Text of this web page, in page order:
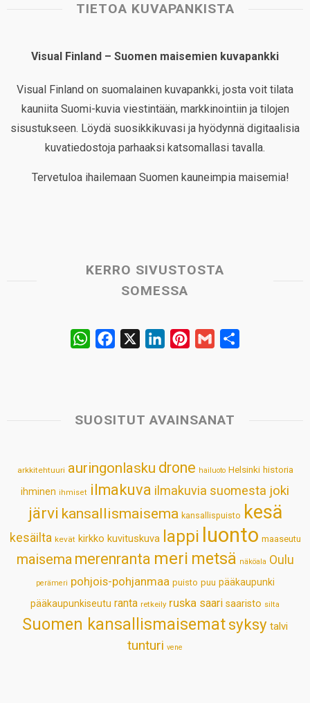
TIETOA KUVAPANKISTA
Visual Finland – Suomen maisemien kuvapankki
Visual Finland on suomalainen kuvapankki, josta voit tilata
kauniita Suomi-kuvia viestintään, markkinointiin ja tilojen
sisustukseen. Löydä suosikkikuvasi ja hyödynnä digitaalisia
kuvatiedostoja parhaaksi katsomallasi tavalla.
Tervetuloa ihailemaan Suomen kauneimpia maisemia!
KERRO SIVUSTOSTA
SOMESSA
W
s
p
b
k
e
n
e
s
t
l
SUOSITUT AVAINSANAT
arkkitehtuuri auringonlasku drone hailuoto Helsinki historia
ihminen ihmiset ilmakuva ilmakuvia suomesta joki
järvi kansallismaisema kansallispuisto kesä
kesäilta kevät kirkko kuvituskuva lappi luonto maaseutu
maisema merenranta meri metsä näköala Oulu
perämeri pohjois-pohjanmaa puisto puu pääkaupunki
pääkaupunkiseutu ranta retkeily ruska saari saaristo silta
Suomen kansallismaisematsyksy talvi
tunturi vene